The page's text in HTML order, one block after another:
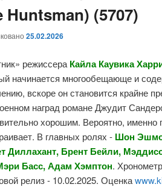
Huntsman) (5707)
25.02.2026
режиссера Кайла Каувика
начинается многообещающе и
вскоре он становится крайне
наград романе Джудит
хорошим. Вероятно, именно
В главных ролях - Шон
Диллахант, Брент Бейли,
Басс, Адам Хэмптон.
релиз - 10.02.2025. Оценка